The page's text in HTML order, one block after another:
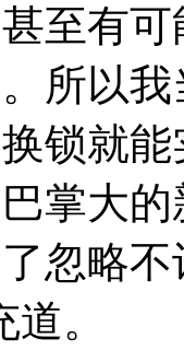
至有
所以
锁就
掌大
忽略
。